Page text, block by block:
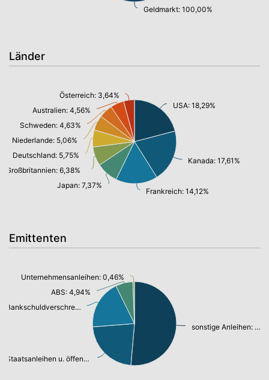
Geldmarkt: 100,00%
Länder
USA: 18,29%
Kanada: 17,61%
Frankreich: 14,12%
Japan: 7,37%
Großbritannien: 6,38%
Deutschland: 5,75%
Niederlande: 5,06%
Schweden: 4,63%
Australien: 4,56%
Österreich: 3,64%
Emittenten
sonstige Anleihen: 38,02%
Staatsanleihen u. öffentl.Anleihen: 16,55%
Bankschuldverschreibung: 14,02%
ABS: 4,94%
Unternehmensanleihen: 0,46%